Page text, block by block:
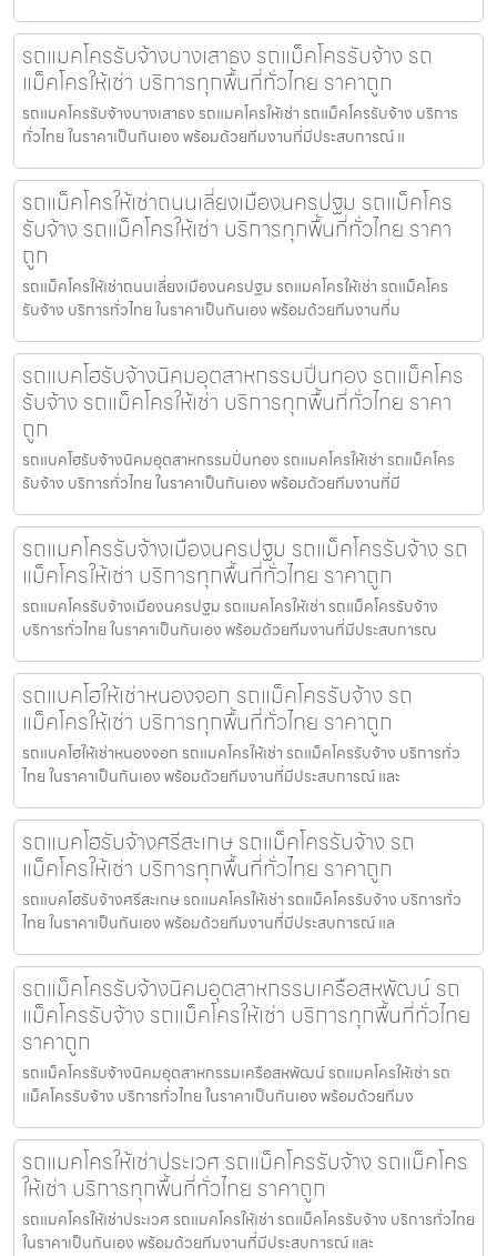
รถแมคโครรับจ้างบางเสาธง รถแม็คโครรับจ้าง รถ
แม็คโครให้เช่า บริการทุกพื้นที่ทั่วไทย ราคาถูก
รถแมคโครรับจ้างบางเสาธง รถแมคโครให้เช่า รถแม็คโครรับจ้าง บริการ
ทั่วไทย ในราคาเป็นกันเอง พร้อมด้วยทีมงานที่มีประสบการณ์ แ
รถแม็คโครให้เช่าถนนเลี่ยงเมืองนครปฐม รถแม็คโคร
รับจ้าง รถแม็คโครให้เช่า บริการทุกพื้นที่ทั่วไทย ราคา
ถูก
รถแม็คโครให้เช่าถนนเลี่ยงเมืองนครปฐม รถแมคโครให้เช่า รถแม็คโคร
รับจ้าง บริการทั่วไทย ในราคาเป็นกันเอง พร้อมด้วยทีมงานที่ม
รถแบคโฮรับจ้างนิคมอุตสาหกรรมปิ่นทอง รถแม็คโคร
รับจ้าง รถแม็คโครให้เช่า บริการทุกพื้นที่ทั่วไทย ราคา
ถูก
รถแบคโฮรับจ้างนิคมอุตสาหกรรมปิ่นทอง รถแมคโครให้เช่า รถแม็คโคร
รับจ้าง บริการทั่วไทย ในราคาเป็นกันเอง พร้อมด้วยทีมงานที่มี
รถแมคโครรับจ้างเมืองนครปฐม รถแม็คโครรับจ้าง รถ
แม็คโครให้เช่า บริการทุกพื้นที่ทั่วไทย ราคาถูก
รถแมคโครรับจ้างเมืองนครปฐม รถแมคโครให้เช่า รถแม็คโครรับจ้าง
บริการทั่วไทย ในราคาเป็นกันเอง พร้อมด้วยทีมงานที่มีประสบการณ
รถแบคโฮให้เช่าหนองจอก รถแม็คโครรับจ้าง รถ
แม็คโครให้เช่า บริการทุกพื้นที่ทั่วไทย ราคาถูก
รถแบคโฮให้เช่าหนองจอก รถแมคโครให้เช่า รถแม็คโครรับจ้าง บริการทั่ว
ไทย ในราคาเป็นกันเอง พร้อมด้วยทีมงานที่มีประสบการณ์ และ
รถแบคโฮรับจ้างศรีสะเกษ รถแม็คโครรับจ้าง รถ
แม็คโครให้เช่า บริการทุกพื้นที่ทั่วไทย ราคาถูก
รถแบคโฮรับจ้างศรีสะเกษ รถแมคโครให้เช่า รถแม็คโครรับจ้าง บริการทั่ว
ไทย ในราคาเป็นกันเอง พร้อมด้วยทีมงานที่มีประสบการณ์ แล
รถแม็คโครรับจ้างนิคมอุตสาหกรรมเครือสหพัฒน์ รถ
แม็คโครรับจ้าง รถแม็คโครให้เช่า บริการทุกพื้นที่ทั่วไทย
ราคาถูก
รถแม็คโครรับจ้างนิคมอุตสาหกรรมเครือสหพัฒน์ รถแมคโครให้เช่า รถ
แม็คโครรับจ้าง บริการทั่วไทย ในราคาเป็นกันเอง พร้อมด้วยทีมง
รถแมคโครให้เช่าประเวศ รถแม็คโครรับจ้าง รถแม็คโคร
ให้เช่า บริการทุกพื้นที่ทั่วไทย ราคาถูก
รถแมคโครให้เช่าประเวศ รถแมคโครให้เช่า รถแม็คโครรับจ้าง บริการทั่วไทย
ในราคาเป็นกันเอง พร้อมด้วยทีมงานที่มีประสบการณ์ และ